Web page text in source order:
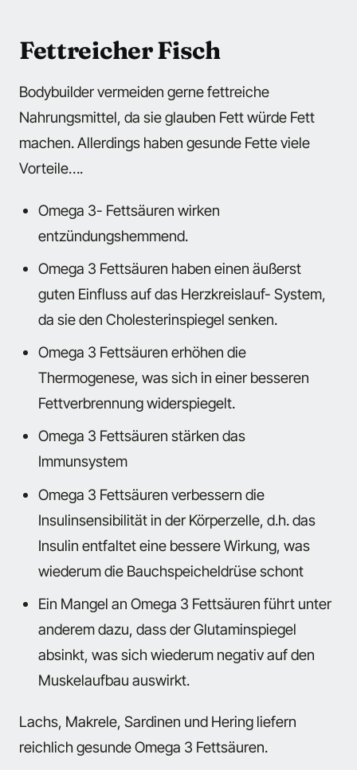
Fettreicher Fisch
Bodybuilder vermeiden gerne fettreiche
Nahrungsmittel, da sie glauben Fett würde Fett
machen. Allerdings haben gesunde Fette viele
Vorteile….
Omega 3- Fettsäuren wirken
entzündungshemmend.
Omega 3 Fettsäuren haben einen äußerst
guten Einfluss auf das Herzkreislauf- System,
da sie den Cholesterinspiegel senken.
Omega 3 Fettsäuren erhöhen die
Thermogenese, was sich in einer besseren
Fettverbrennung widerspiegelt.
Omega 3 Fettsäuren stärken das
Immunsystem
Omega 3 Fettsäuren verbessern die
Insulinsensibilität in der Körperzelle, d.h. das
Insulin entfaltet eine bessere Wirkung, was
wiederum die Bauchspeicheldrüse schont
Ein Mangel an Omega 3 Fettsäuren führt unter
anderem dazu, dass der Glutaminspiegel
absinkt, was sich wiederum negativ auf den
Muskelaufbau auswirkt.
Lachs, Makrele, Sardinen und Hering liefern
reichlich gesunde Omega 3 Fettsäuren.